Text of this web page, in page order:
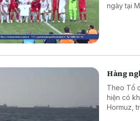
ngày tại
Hàng
Theo Tổ
hiện có
Hormuz,